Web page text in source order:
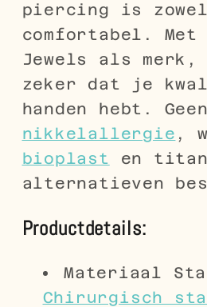
piercing is
comfortabel. Met
Jewels als merk,
zeker dat je
handen hebt.
nikkelallergie ,
bioplast
en
alternatieven
Productdetails:
Materiaal
Chirurgisch